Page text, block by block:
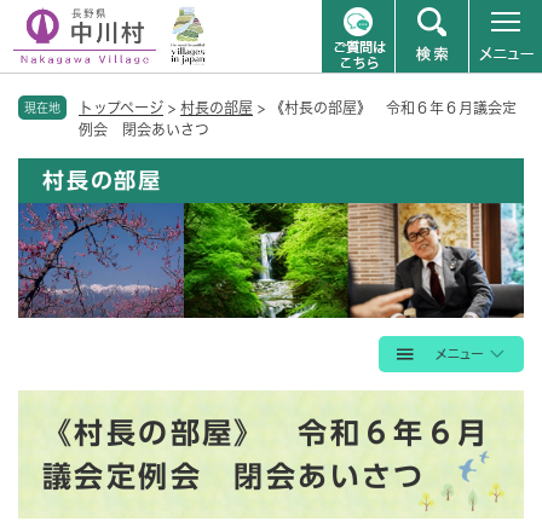
現在地 トップページ > 村長の部屋 >
《村長の部屋》 令和６年６月議会定
例会 閉会あいさつ
村長の部屋
《村長の部屋》 令和６年６月
議会定例会 閉会あいさつ